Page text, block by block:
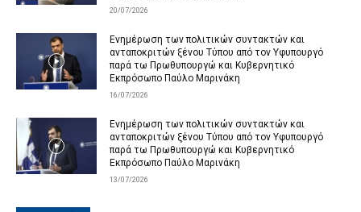
20/07/2026
Ενημέρωση των πολιτικών συντακτών και
ανταποκριτών ξένου Τύπου από τον Υφυπουργό
παρά τω Πρωθυπουργώ και Κυβερνητικό
Εκπρόσωπο Παύλο Μαρινάκη
16/07/2026
Ενημέρωση των πολιτικών συντακτών και
ανταποκριτών ξένου Τύπου από τον Υφυπουργό
παρά τω Πρωθυπουργώ και Κυβερνητικό
Εκπρόσωπο Παύλο Μαρινάκη
13/07/2026